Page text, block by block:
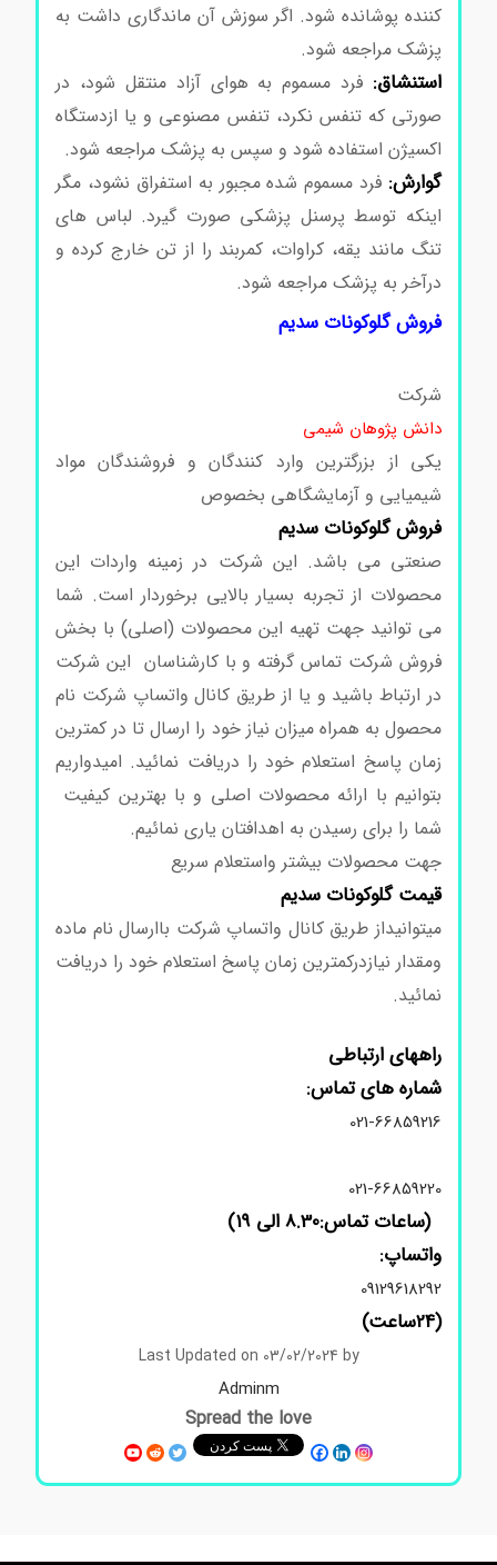
کننده پوشانده شود. اگر سوزش آن ماندگاری داشت به
پزشک مراجعه شود.
استنشاق:فرد مسموم به هوای آزاد منتقل شود، در
صورتی که تنفس نکرد، تنفس مصنوعی و یا ازدستگاه
اکسیژن استفاده شود و سپس به پزشک مراجعه شود.
گوارش:فرد مسموم شده مجبور به استفراق نشود، مگر
اینکه توسط پرسنل پزشکی صورت گیرد. لباس های
تنگ مانند یقه، کراوات، کمربند را از تن خارج کرده و
درآخر به پزشک مراجعه شود.
فروش گلوکونات سدیم
شرکت
دانش پژوهان شیمی
یکی از بزرگترین وارد کنندگان و فروشندگان مواد
شیمیایی و آزمایشگاهی بخصوص
فروش گلوکونات سدیم
صنعتی می باشد. این شرکت در زمینه واردات این
محصولات از تجربه بسیار بالایی برخوردار است. شما
می توانید جهت تهیه این محصولات (اصلی) با بخش
فروش شرکت تماس گرفته و با کارشناسان این شرکت
در ارتباط باشید و یا از طریق کانال واتساپ شرکت نام
محصول به همراه میزان نیاز خود را ارسال تا در کمترین
زمان پاسخ استعلام خود را دریافت نمائید. امیدواریم
بتوانیم با ارائه محصولات اصلی و با بهترین کیفیت
شما را برای رسیدن به اهدافتان یاری نمائیم.
جهت محصولات بیشتر واستعلام سریع
قیمتگلوکونات سدیم
میتوانیداز طریق کانال واتساپ شرکت باارسال نام ماده
ومقدار نیازدرکمترین زمان پاسخ استعلام خود را دریافت
نمائید.
راههای ارتباطی
شماره های تماس:
021-66859216
021-66859220
(ساعات تماس:8.30 الی 19)
واتساپ:
09129618292
Last Updated on 03/02/2024 by
Adminm
Spread the love